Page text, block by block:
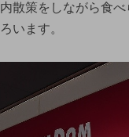
散策をしながら食
います。